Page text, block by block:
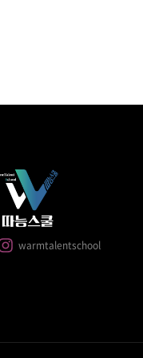
warmtalentschool